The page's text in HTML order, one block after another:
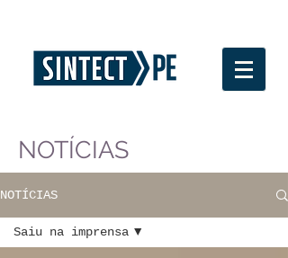
NOTÍCIAS
NOTÍCIAS
Saiu na imprensa